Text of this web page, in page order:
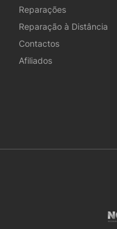
Reparações
Reparação à Distância
Contactos
Afiliados